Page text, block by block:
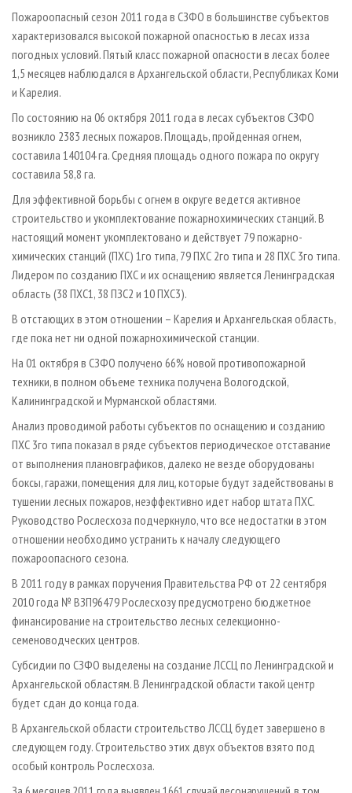
Пожароопасный сезон 2011 года в СЗФО в большинстве субъектов
характеризовался высокой пожарной опасностью в лесах из­за
погодных условий. Пятый класс пожарной опасности в лесах более
1,5 месяцев наблюдался в Архангельской области, Республиках Коми
и Карелия.
По состоянию на 06 октября 2011 года в лесах субъектов СЗФО
возникло 2383 лесных пожаров. Площадь, пройденная огнем,
составила 140104 га. Средняя площадь одного пожара по округу
составила 58,8 га.
Для эффективной борьбы с огнем в округе ведется активное
строительство и укомплектование пожарно­химических станций. В
настоящий момент укомплектовано и действует 79 пожарно­
химических станций (ПХС) 1­го типа, 79 ПХС 2­го типа и 28 ПХС 3­го типа.
Лидером по созданию ПХС и их оснащению является Ленинградская
область (38 ПХС­1, 38 ПЗС­2 и 10 ПХС­3).
В отстающих в этом отношении – Карелия и Архангельская область,
где пока нет ни одной пожарно­химической станции.
На 01 октября в СЗФО получено 66% новой противопожарной
техники, в полном объеме техника получена Вологодской,
Калининградской и Мурманской областями.
Анализ проводимой работы субъектов по оснащению и созданию
ПХС 3­го типа показал в ряде субъектов периодическое отставание
от выполнения планов­графиков, далеко не везде оборудованы
боксы, гаражи, помещения для лиц, которые будут задействованы в
тушении лесных пожаров, неэффективно идет набор штата ПХС.
Руководство Рослесхоза подчеркнуло, что все недостатки в этом
отношении необходимо устранить к началу следующего
пожароопасного сезона.
В 2011 году в рамках поручения Правительства РФ от 22 сентября
2010 года № ВЗ­П9­6479 Рослесхозу предусмотрено бюджетное
финансирование на строительство лесных селекционно­
семеноводческих центров.
Субсидии по СЗФО выделены на создание ЛССЦ по Ленинградской и
Архангельской областям. В Ленинградской области такой центр
будет сдан до конца года.
В Архангельской области строительство ЛССЦ будет завершено в
следующем году. Строительство этих двух объектов взято под
особый контроль Рослесхоза.